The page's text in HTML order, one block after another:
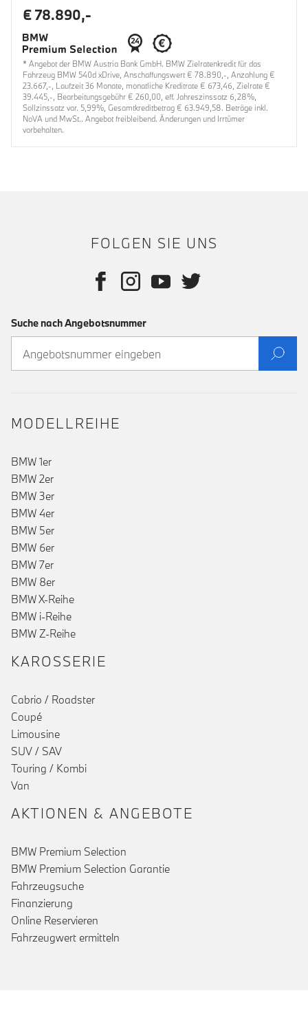
€ 78.890,-
* Angebot der BMW Austria Bank GmbH. BMW Zielratenkredit für das
Fahrzeug BMW 540d xDrive, Anschaffungswert € 78.890,-, Anzahlung €
23.667,-, Laufzeit 36 Monate, monatliche Kreditrate € 673,46, Zielrate €
39.445,-, Bearbeitungsgebühr € 260,00, eff. Jahreszinssatz 6,28%,
Sollzinssatz var. 5,99%, Gesamtkreditbetrag € 63.949,58. Beträge inkl.
NoVA und MwSt.. Angebot freibleibend. Änderungen und Irrtümer
vorbehalten.
FOLGEN SIE UNS
Suche nach Angebotsnummer
MODELLREIHE
BMW 1er
BMW 2er
BMW 3er
BMW 4er
BMW 5er()
BMW 6er
BMW 7er
BMW 8er
BMW X-Reihe
BMW i-Reihe
BMW Z-Reihe
KAROSSERIE
Cabrio / Roadster
Coupé
Limousine
SUV / SAV
Touring / Kombi
Van
AKTIONEN & ANGEBOTE
BMW Premium Selection
BMW Premium Selection Garantie
Fahrzeugsuche
Finanzierung
Online Reservieren
Fahrzeugwert ermitteln